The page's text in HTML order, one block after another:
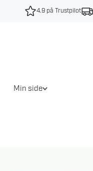
4.9 på Trustpilot
Min side